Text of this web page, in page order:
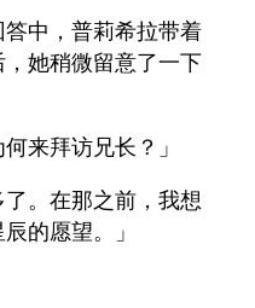
中，普莉希拉带着
她稍微留意了一下
来拜访兄长？」
了。在那之前，我想
的愿望。」